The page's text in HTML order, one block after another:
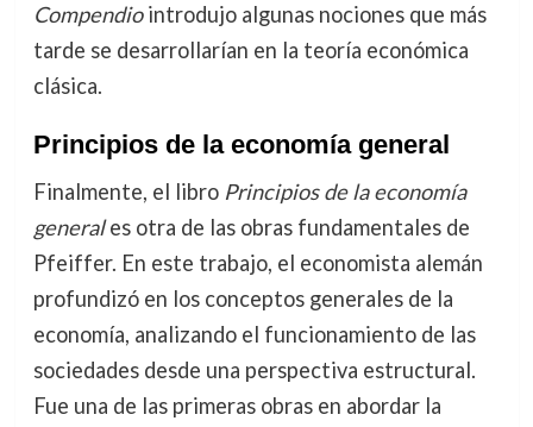
Compendiointrodujo algunas nociones que más
tarde se desarrollarían en la teoría económica
clásica.
Principios de la economía general
Finalmente, el libro Principios de la economía
generales otra de las obras fundamentales de
Pfeiffer. En este trabajo, el economista alemán
profundizó en los conceptos generales de la
economía, analizando el funcionamiento de las
sociedades desde una perspectiva estructural.
Fue una de las primeras obras en abordar la